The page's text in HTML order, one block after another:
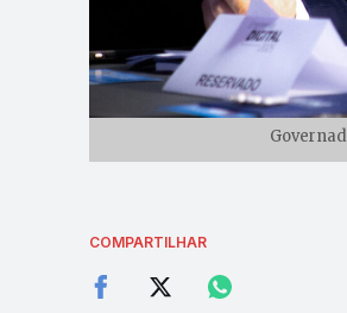
COMPARTILHAR